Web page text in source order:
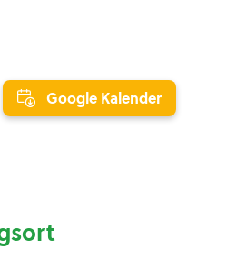
Google Kalender